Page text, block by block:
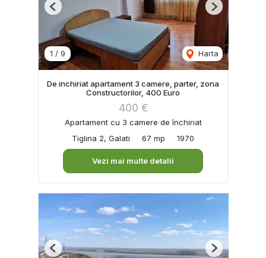
1 / 9 Harta
Previous Next
De inchiriat apartament 3 camere, parter, zona
Constructorilor, 400 Euro
400 €
Apartament cu 3 camere de închiriat
Tiglina 2, Galati
67 mp 1970
Vezi mai multe detalii
Previous Next